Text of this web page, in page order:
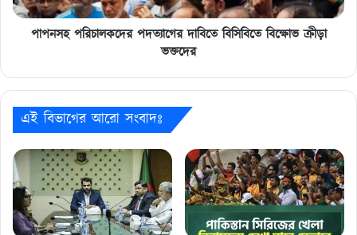
পাপনসহ পরিচালকদের পদত্যাগের দাবিতে বিসিবিতে বিক্ষোভ ক্রীড়া
ভক্তদের
এই বিভাগের আরো সংবাদঃ